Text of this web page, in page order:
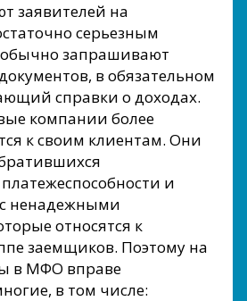
заявителей на
серьезным
запрашивают
в обязательном
справки о доходах.
компании более
к своим клиентам. Они
и
ненадежными
относятся к
заемщиков. Поэтому на
в МФО вправе
в том числе: